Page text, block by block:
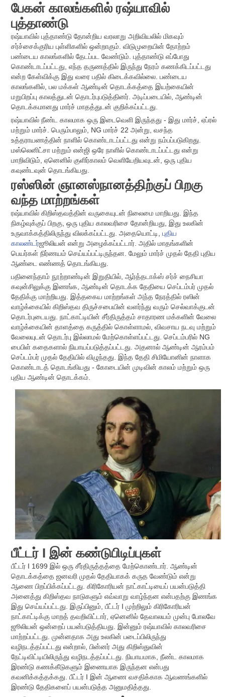
பேகன் காலங்களில் ரஷ்யாவில்
புத்தாண்டு
ரஷ்யாவில் புத்தாண்டு தோன்றிய வரலாறு அறிவியலில் மிகவும்
சர்ச்சைக்குரிய புள்ளிகளில் ஒன்றாகும். விடுமுறையின் தோற்றம்
பண்டைய காலங்களில் தேடப்பட வேண்டும். புத்தாண்டு எப்போது
கொண்டாடப்பட்டது, எந்த தருணத்தில் இருந்து நேரம் கணக்கிடப்பட்டது
என்ற கேள்விக்கு இது வரை பதில் கிடைக்கவில்லை. பண்டைய
காலங்களில், பல மக்கள் ஆண்டின் தொடக்கத்தை இயற்கையின்
மறுபிறப்பு காலத்துடன் தொடர்புபடுத்தினர். அடிப்படையில், ஆண்டின்
தொடக்கமானது மார்ச் மாதத்துடன் குறிக்கப்பட்டது.
ரஷ்யாவில் நீண்ட காலமாக ஒரு இடைவெளி இருந்தது - இது மார்ச், ஏப்ரல்
மற்றும் மார்ச். பெரும்பாலும், NG மார்ச் 22 அன்று, வசந்த
உத்தராயணத்தின் நாளில் கொண்டாடப்பட்டது என்று நம்பப்படுகிறது.
மஸ்லெனிட்சா மற்றும் என்ஜி ஒரே நாளில் கொண்டாடப்பட்டது என்று
மாறிவிடும், ஏனெனில் குளிர்காலம் வெளியேறியவுடன், ஒரு புதிய
கவுண்டவுன் தொடங்கியது.
ரஸ்ஸின் ஞானஸ்நானத்திற்குப் பிறகு
வந்த மாற்றங்கள்
ரஷ்யாவில் கிறிஸ்தவத்தின் வருகையுடன் நிலைமை மாறியது. இந்த
நிகழ்வுக்குப் பிறகு, ஒரு புதிய காலவரிசை தோன்றியது, இது உலகின்
உருவாக்கத்திலிருந்து விலக்கப்பட்டது. அதையொட்டி, புதிய
காலண்டர்ஜூலியன் என்று அழைக்கப்பட்டார். அதில் மாதங்களின்
பெயர்கள் நிர்ணயம் செய்யப்பட்டிருந்தன. மேலும் மார்ச் முதல் தேதி புதிய
ஆண்டை எண்ணத் தொடங்கியது.
பதினைந்தாம் நூற்றாண்டின் இறுதியில், ஆர்த்தடாக்ஸ் சர்ச் நைசியா
கவுன்சிலுக்கு இணங்க, ஆண்டின் தொடக்க தேதியை செப்டம்பர் முதல்
தேதிக்கு மாற்றியது. இத்தகைய மாற்றங்கள் அந்த நேரத்தில் ரஸின்
வாழ்க்கையில் கிறிஸ்தவ திருச்சபையின் வளர்ந்து வரும் செல்வாக்குடன்
தொடர்புடையது. நாட்காட்டியின் சீர்திருத்தம் சாதாரண மக்களின் வேலை
வாழ்க்கையின் தாளத்தை கருத்தில் கொள்ளாமல், விவசாய நடவு மற்றும்
வேலையுடன் தொடர்பு இல்லாமல் மேற்கொள்ளப்பட்டது. செப்டம்பரில் NG
பைபிள் கதைகளால் நியாயப்படுத்தப்பட்டது. அதனால் ஆண்டின் ஆரம்பம்
செப்டம்பர் முதல் தேதியில் விழுந்தது. இந்த தேதி சிமியோனின் நாளாக
கொண்டாடத் தொடங்கியது - கோடையின் முடிவின் காலம் மற்றும் ஒரு
புதிய ஆண்டின் தொடக்கம்.
பீட்டர் I இன் கண்டுபிடிப்புகள்
பீட்டர் I 1699 இல் ஒரு சீர்திருத்தத்தை மேற்கொண்டார். ஆண்டின்
தொடக்கத்தை ஜனவரி முதல் தேதியாகக் கருத வேண்டும் என்று
ஆணை பிறப்பிக்கப்பட்டது. கிரிகோரியன் நாட்காட்டியைப் பயன்படுத்தி
அனைத்து கிறிஸ்தவ நாடுகளும் எவ்வாறு வாழ்ந்தன என்பதற்கு இணங்க
இது செய்யப்பட்டது. இருப்பினும், பீட்டர் I முற்றிலும் கிரிகோரியன்
நாட்காட்டிக்கு மாறத் தவறிவிட்டார், ஏனெனில் தேவாலயம் முன்பு போலவே
ஜூலியன் ஒன்றைப் பயன்படுத்தியது. இன்னும் ரஷ்யாவில் காலவரிசை
மாற்றப்பட்டது. முன்னதாக அது உலகின் படைப்பிலிருந்து
வழிநடத்தப்பட்டது என்றால், பின்னர் அது கிறிஸ்துவின்
நேட்டிவிட்டியிலிருந்து வழிநடத்தப்பட்டது. நியாயமாக, நீண்ட காலமாக
இரண்டு கணக்கீடுகளும் இணையாக இருந்தன என்பது
கவனிக்கத்தக்கது. பீட்டர் I இன் ஆணை வசதிக்காக ஆவணங்களில்
இரண்டு தேதிகளைப் பயன்படுத்த அனுமதித்தது.